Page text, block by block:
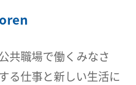
共職場で働くみなさ
る仕事と新しい生活に